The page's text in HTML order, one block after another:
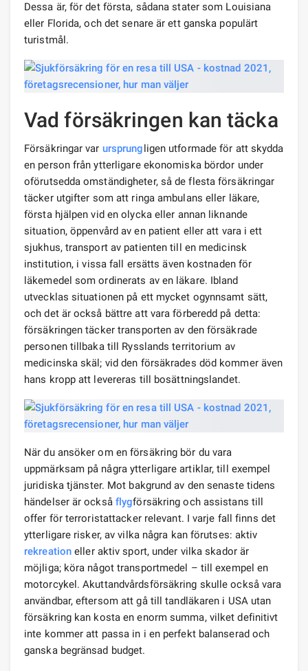
Dessa är, för det första, sådana stater som Louisiana
eller Florida, och det senare är ett ganska populärt
turistmål.
Vad försäkringen kan täcka
Försäkringar var ursprungligen utformade för att skydda
en person från ytterligare ekonomiska bördor under
oförutsedda omständigheter, så de flesta försäkringar
täcker utgifter som att ringa ambulans eller läkare,
första hjälpen vid en olycka eller annan liknande
situation, öppenvård av en patient eller att vara i ett
sjukhus, transport av patienten till en medicinsk
institution, i vissa fall ersätts även kostnaden för
läkemedel som ordinerats av en läkare. Ibland
utvecklas situationen på ett mycket ogynnsamt sätt,
och det är också bättre att vara förberedd på detta:
försäkringen täcker transporten av den försäkrade
personen tillbaka till Rysslands territorium av
medicinska skäl; vid den försäkrades död kommer även
hans kropp att levereras till bosättningslandet.
När du ansöker om en försäkring bör du vara
uppmärksam på några ytterligare artiklar, till exempel
juridiska tjänster. Mot bakgrund av den senaste tidens
händelser är också flygförsäkring och assistans till
offer för terroristattacker relevant. I varje fall finns det
ytterligare risker, av vilka några kan förutses: aktiv
rekreation eller aktiv sport, under vilka skador är
möjliga; köra något transportmedel – till exempel en
motorcykel. Akuttandvårdsförsäkring skulle också vara
användbar, eftersom att gå till tandläkaren i USA utan
försäkring kan kosta en enorm summa, vilket definitivt
inte kommer att passa in i en perfekt balanserad och
ganska begränsad budget.